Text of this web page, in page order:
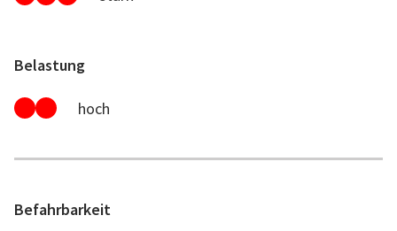
Belastung
hoch
Befahrbarkeit